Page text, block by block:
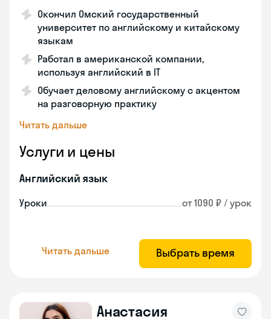
Окончил Омский государственный
университет по английскому и китайскому
языкам
Работал в американской компании,
используя английский в IT
Обучает деловому английскому с акцентом
на разговорную практику
Читать дальше
Услуги и цены
Английский язык
Уроки от 1090 ₽ / урок
Читать дальше Выбрать время
Анастасия